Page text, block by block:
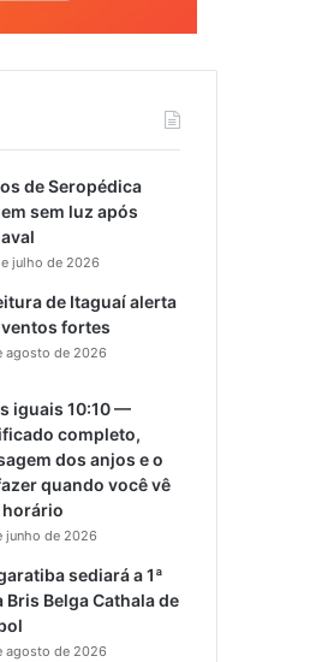
de Seropédica
sem luz após
julho de 2026
de Itaguaí alerta
fortes
agosto de 2026
iguais 10:10 —
completo,
dos anjos e o
quando você vê
horário
junho de 2026
sediará a 1ª
Bris Belga Cathala de
agosto de 2026